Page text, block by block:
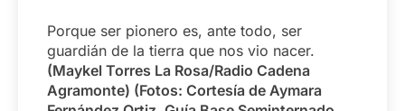
Porque ser pionero es, ante todo, ser
guardián de la tierra que nos vio nacer.
(Maykel Torres La Rosa/Radio Cadena
Agramonte) (Fotos: Cortesía de Aymara